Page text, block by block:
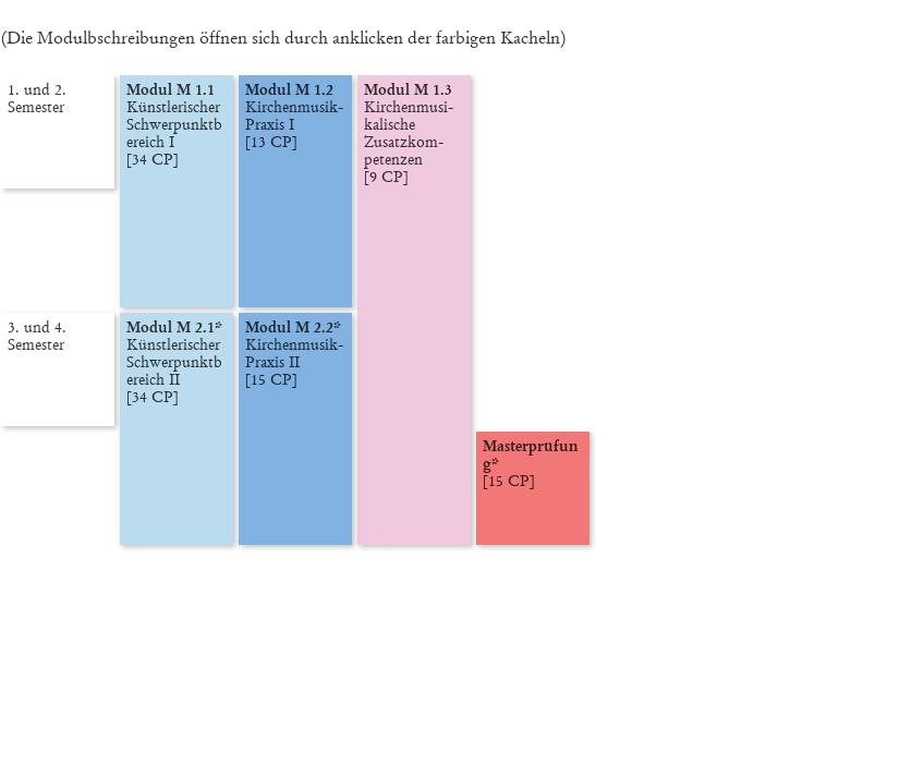
(Die Modulbschreibungen öffnen sich durch anklicken der farbigen Kacheln)
1. und 2.
Semester
Modul M 1.1
Künstlerischer
Schwerpunktb
ereich I
[34 CP]
Modul M 1.2
Kirchenmusik-
Praxis I
[13 CP]
Modul M 1.3
Kirchenmusi-
kalische
Zusatzkom-
petenzen
[9 CP]
3. und 4.
Semester
Modul M 2.1*
Künstlerischer
Schwerpunktb
ereich II
[34 CP]
Modul M 2.2*
Kirchenmusik-
Praxis II
[15 CP]
Masterprüfun
g*
[15 CP]